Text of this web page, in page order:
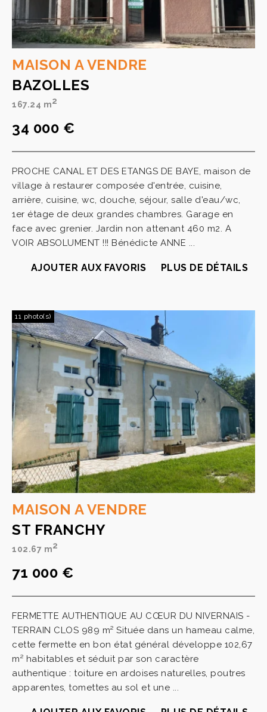
MAISON A VENDRE
BAZOLLES
167.24 m2
34 000 €
PROCHE CANAL ET DES ETANGS DE BAYE, maison de
village à restaurer composée d'entrée, cuisine,
arrière, cuisine, wc, douche, séjour, salle d'eau/wc,
1er étage de deux grandes chambres. Garage en
face avec grenier. Jardin non attenant 460 m2. A
VOIR ABSOLUMENT !!! Bénédicte ANNE ...
AJOUTER AUX FAVORIS PLUS DE DÉTAILS
11 photo(s)
MAISON A VENDRE
ST FRANCHY
102.67 m2
71 000 €
FERMETTE AUTHENTIQUE AU CŒUR DU NIVERNAIS -
TERRAIN CLOS 989 m² Située dans un hameau calme,
cette fermette en bon état général développe 102,67
m² habitables et séduit par son caractère
authentique : toiture en ardoises naturelles, poutres
apparentes, tomettes au sol et une ...